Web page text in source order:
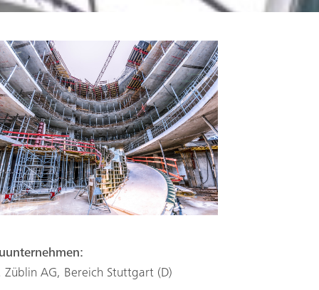
Züblin AG, Bereich Stuttgart (D)